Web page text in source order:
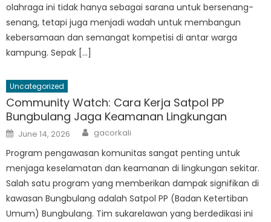
olahraga ini tidak hanya sebagai sarana untuk bersenang-
senang, tetapi juga menjadi wadah untuk membangun
kebersamaan dan semangat kompetisi di antar warga
kampung. Sepak […]
Uncategorized
Community Watch: Cara Kerja Satpol PP
Bungbulang Jaga Keamanan Lingkungan
Posted
on
June 14, 2026 Author
gacorkali
Program pengawasan komunitas sangat penting untuk
menjaga keselamatan dan keamanan di lingkungan sekitar.
Salah satu program yang memberikan dampak signifikan di
kawasan Bungbulang adalah Satpol PP (Badan Ketertiban
Umum) Bungbulang. Tim sukarelawan yang berdedikasi ini